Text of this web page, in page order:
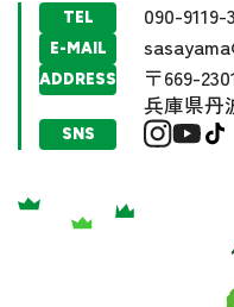
TEL 090-9119-
E-MAIL
ADDRESS
〒669-
兵庫県丹
SNS